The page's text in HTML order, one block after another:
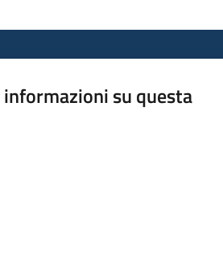
su questa